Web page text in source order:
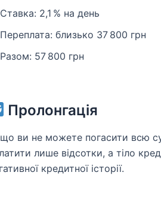
Ставка: 2,1 % на день
Переплата: близько 37 800 грн
Разом: 57 800 грн
Пролонгація
ви не можете погасити всю
лише відсотки, а тіло
кредитної історії.